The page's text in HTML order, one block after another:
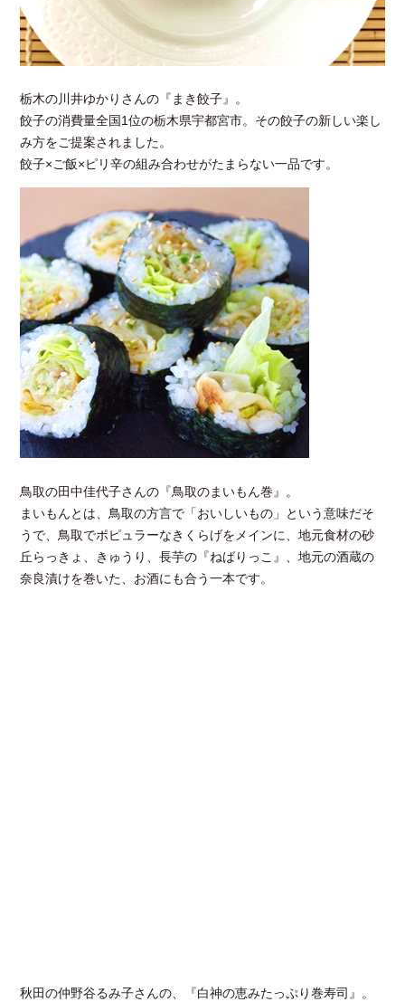
栃木の川井ゆかりさんの『まき餃子』。
餃子の消費量全国1位の栃木県宇都宮市。その餃子の新しい楽し
み方をご提案されました。
餃子×ご飯×ピリ辛の組み合わせがたまらない一品です。
鳥取の田中佳代子さんの『鳥取のまいもん巻』。
まいもんとは、鳥取の方言で「おいしいもの」という意味だそ
うで、鳥取でポピュラーなきくらげをメインに、地元食材の砂
丘らっきょ、きゅうり、長芋の『ねばりっこ』、地元の酒蔵の
奈良漬けを巻いた、お酒にも合う一本です。
秋田の仲野谷るみ子さんの、『白神の恵みたっぷり巻寿司』。